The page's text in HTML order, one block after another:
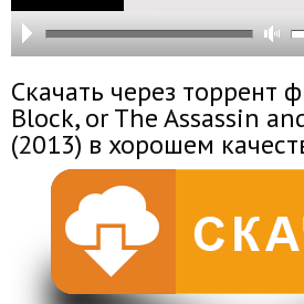
Скачать через торрент
Block, or The Assassin
(2013) в хорошем